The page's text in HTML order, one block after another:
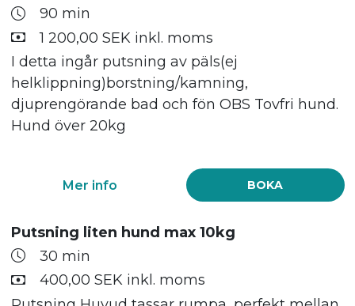
90 min
1 200,00 SEK inkl. moms
I detta ingår putsning av päls(ej
helklippning)borstning/kamning,
djuprengörande bad och fön OBS Tovfri hund.
Hund över 20kg
BOKA
Mer info
Putsning liten hund max 10kg
30 min
400,00 SEK inkl. moms